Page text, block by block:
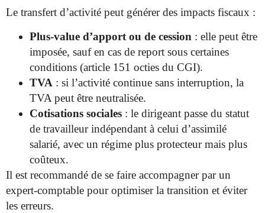
Le transfert d’activité peut générer des impacts fiscaux :
Plus-value d’apport ou de cession : elle peut être
imposée, sauf en cas de report sous certaines
conditions (article 151 octies du CGI).
TVA : si l’activité continue sans interruption, la
TVA peut être neutralisée.
Cotisations sociales : le dirigeant passe du statut
de travailleur indépendant à celui d’assimilé
salarié, avec un régime plus protecteur mais plus
coûteux.
Il est recommandé de se faire accompagner par un
expert-comptable pour optimiser la transition et éviter
les erreurs.